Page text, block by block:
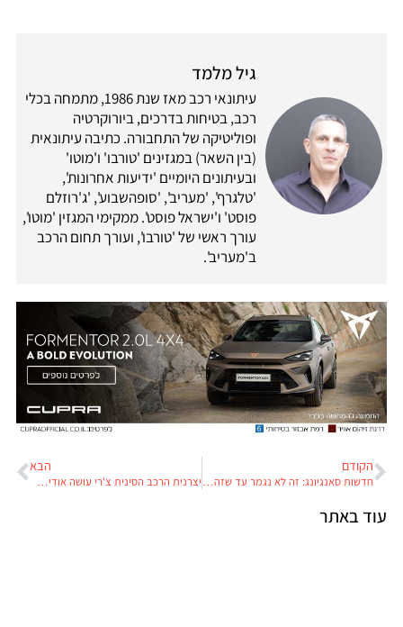
גיל מלמד
עיתונאי רכב מאז שנת 1986, מתמחה בכלי
רכב, בטיחות בדרכים, ביורוקרטיה
ופוליטיקה של התחבורה. כתיבה עיתונאית
(בין השאר) במגזינים 'טורבו' ו'מוטו'
ובעיתונים היומיים 'ידיעות אחרונות',
'טלגרף', 'מעריב', 'סופהשבוע', 'ג'רוזלם
פוסט' ו'ישראל פוסט'. ממקימי המגזין 'מוטו',
עורך ראשי של 'טורבו', ועורך תחום הרכב
ב'מעריב'.
הקודם
חדשות סאנגיונג: זה לא נגמר עד שזה נגמר
הבא
יצרנית הרכב הסינית צ'רי עושה אודישן ליבואניות הרכב הישראליות
עוד באתר